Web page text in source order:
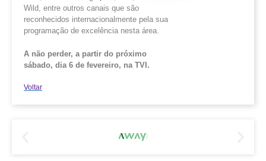
Wild, entre outros canais que são
reconhecidos internacionalmente pela sua
programação de excelência nesta área.
A não perder, a partir do próximo
sábado, dia 6 de fevereiro, na TVI.
Voltar